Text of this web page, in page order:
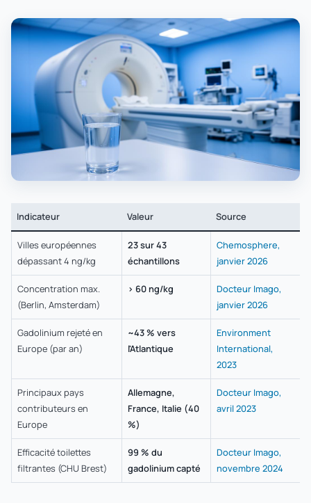
Indicateur Valeur Source
Villes européennes
dépassant 4 ng/kg
23 sur 43
échantillons
Chemosphere,
janvier 2026
Concentration max.
(Berlin, Amsterdam)
> 60 ng/kg
Docteur Imago,
janvier 2026
Gadolinium rejeté en
Europe (par an)
~43 % vers
l'Atlantique
Environment
International,
2023
Principaux pays
contributeurs en
Europe
Allemagne,
France, Italie (40
%)
Docteur Imago,
avril 2023
Efficacité toilettes
filtrantes (CHU Brest)
99 % du
gadolinium capté
Docteur Imago,
novembre 2024